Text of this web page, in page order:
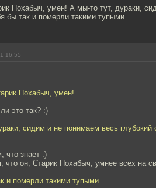
Похабыч, умен! А мы-то тут, дураки,
бы так и померли такими тупыми...
16:55
Похабыч, умен!
это так? :)
сидим и не понимаем весь глубокий
что знает :)
что он, Старик Похабыч, умнее всех на
и померли такими тупыми...